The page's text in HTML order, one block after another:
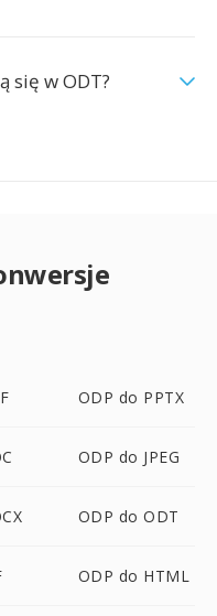
się w ODT?
ODP do PPTX
ODP do JPEG
ODP do ODT
ODP do HTML